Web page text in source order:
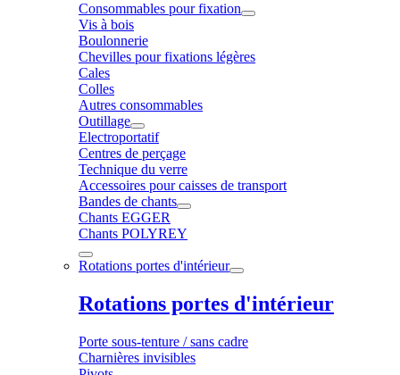
Consommables pour fixation
Vis à bois
Boulonnerie
Chevilles pour fixations légères
Cales
Colles
Autres consommables
Outillage
Electroportatif
Centres de perçage
Technique du verre
Accessoires pour caisses de transport
Bandes de chants
Chants EGGER
Chants POLYREY
Rotations portes d'intérieur
Rotations portes d'intérieur
Porte sous-tenture / sans cadre
Charnières invisibles